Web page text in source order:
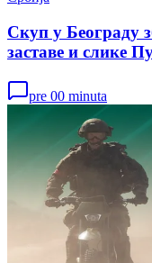
Скуп у Београду
заставе и слике
pre 00 minuta